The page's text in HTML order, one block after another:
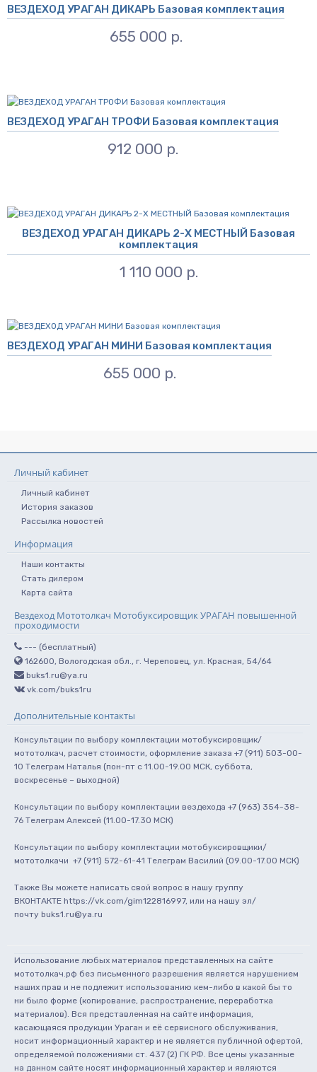
ВЕЗДЕХОД УРАГАН ДИКАРЬ Базовая комплектация
655 000 р.
ВЕЗДЕХОД УРАГАН ТРОФИ Базовая комплектация
912 000 р.
ВЕЗДЕХОД УРАГАН ДИКАРЬ 2-Х МЕСТНЫЙ Базовая
комплектация
1 110 000 р.
ВЕЗДЕХОД УРАГАН МИНИ Базовая комплектация
655 000 р.
Личный кабинет
Личный кабинет
История заказов
Рассылка новостей
Информация
Наши контакты
Стать дилером
Карта сайта
Вездеход Мототолкач Мотобуксировщик УРАГАН повышенной
проходимости
--- (бесплатный)
162600, Вологодская обл., г. Череповец, ул. Красная, 54/64
buks1.ru@ya.ru
vk.com/buks1ru
Дополнительные контакты
Консультации по выбору комплектации мотобуксировщик/
мототолкач, расчет стоимости, оформление заказа +7 (911) 503-00-
10 Телеграм Наталья (пон-пт с 11.00-19.00 МСК, суббота,
воскресенье – выходной)
Консультации по выбору комплектации вездехода +7 (963) 354-38-
76 Телеграм Алексей (11.00-17.30 МСК)
Консультации по выбору комплектации мотобуксировщики/
мототолкачи  +7 (911) 572-61-41 Телеграм Василий (09.00-17.00 МСК)
Также Вы можете написать свой вопрос в нашу группу
ВКОНТАКТЕ https://vk.com/gim122816997, или на нашу эл/
почту buks1.ru@ya.ru
Использование любых материалов представленных на сайте
мототолкач.рф без письменного разрешения является нарушением
наших прав и не подлежит использованию кем-либо в какой бы то
ни было форме (копирование, распространение, переработка
материалов). Вся представленная на сайте информация,
касающаяся продукции Ураган и её сервисного обслуживания,
носит информационный характер и не является публичной офертой,
определяемой положениями ст. 437 (2) ГК РФ. Все цены указанные
на данном сайте носят информационный характер и являются